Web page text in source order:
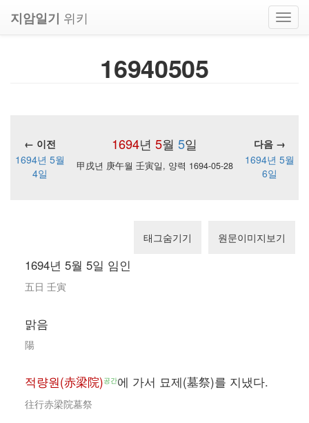
지암일기 위키
16940505
1694년 5월 5일
← 이전
다음 →
1694년 5월
4일
甲戌년 庚午월 壬寅일, 양력 1694-05-28
1694년 5월
6일
태그숨기기 원문이미지보기
1694년 5월 5일 임인
五日 壬寅
맑음
陽
적량원(赤梁院)공간에 가서 묘제(墓祭)를 지냈다.
往行赤梁院墓祭